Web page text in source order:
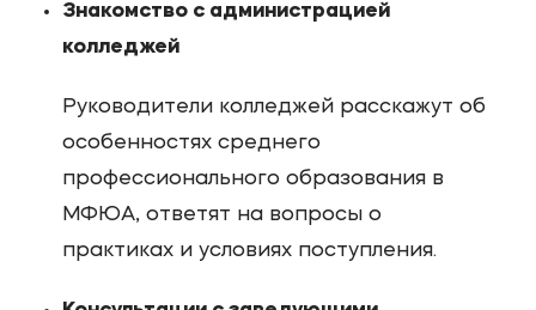
Знакомство с администрацией
колледжей
Руководители колледжей расскажут об
особенностях среднего
профессионального образования в
МФЮА, ответят на вопросы о
практиках и условиях поступления.